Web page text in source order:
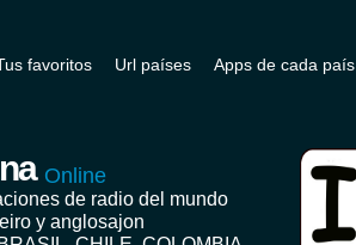
favoritos Url países Apps de cada país
Online
de radio del mundo
y anglosajon